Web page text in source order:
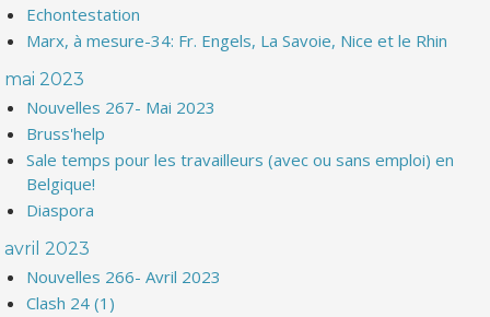
Echontestation
Marx, à mesure-34: Fr. Engels, La Savoie, Nice et le Rhin
mai 2023
Nouvelles 267- Mai 2023
Bruss'help
Sale temps pour les travailleurs (avec ou sans emploi) en
Belgique!
Diaspora
avril 2023
Nouvelles 266- Avril 2023
Clash 24 (1)